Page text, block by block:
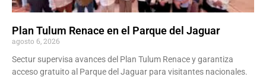
Plan Tulum Renace en el Parque del Jaguar
agosto 6, 2026
Sectur supervisa avances del Plan Tulum Renace y garantiza
acceso gratuito al Parque del Jaguar para visitantes nacionales.